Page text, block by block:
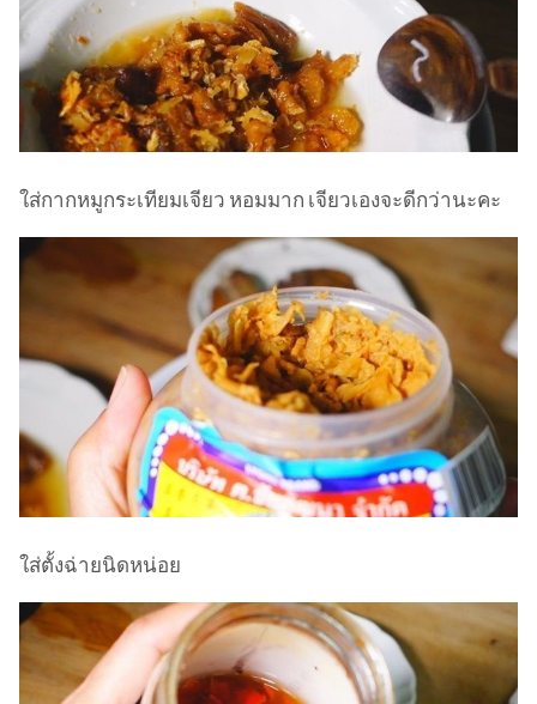
ใส่กากหมูกระเทียมเจียว หอมมาก เจียวเองจะดีกว่านะคะ
ใส่ตั้งฉ่ายนิดหน่อย